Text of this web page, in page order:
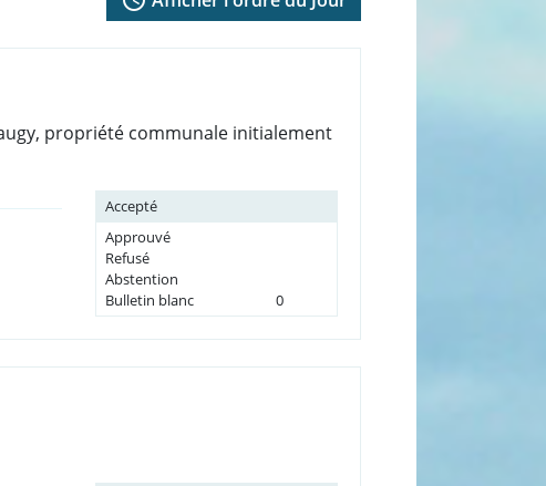
propriété communale initialement
Accepté
Approuvé
Refusé
Abstention
Bulletin blanc
0